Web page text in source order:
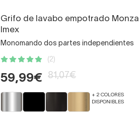
Grifo de lavabo empotrado Monza
Imex
Monomando dos partes independientes
(2)
59,99€ 81,07€
+ 2 COLORES
DISPONIBLES